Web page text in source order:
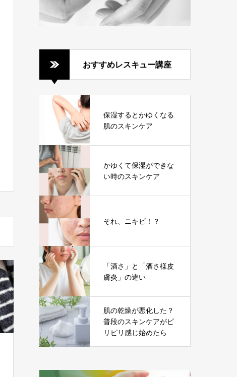
おすすめレスキュー講座
保湿するとかゆくなる
肌のスキンケア
かゆくて保湿ができな
い時のスキンケア
それ、ニキビ！？
「酒さ」と「酒さ様皮
膚炎」の違い
肌の乾燥が悪化した？
普段のスキンケアがピ
リピリ感じ始めたら